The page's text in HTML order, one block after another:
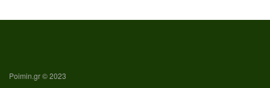
Poimin.gr © 2023